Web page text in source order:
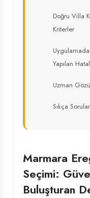
Doğru Villa
Kriterler
Yapılan
Uzman
Sıkça
Marmara
Seçimi:
Buluşturan